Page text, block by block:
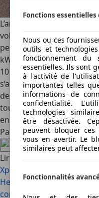
L’architecture électrique
volts, comme les
permet à la Classe C
kW. En d’autres mots :
10 min sur une borne
s’arrête pourtant pas là,
des versions à
tout cela arriver, avec les
encore patient…
Partagez cet article
Lire aussi
Xpeng G9L : avec le « L »
Hennessey Blackbird est
comme les autres (2026)
Fonctions essentielles
Nous ou ces
outils et
fonctionnement
essentielles. Ils sont
à l'activité de
importantes telles
informations de
confidentialité.
technologies
être désactivée.
peuvent bloquer
vous en avertir. Le
similaires peut
Fonctionnalités